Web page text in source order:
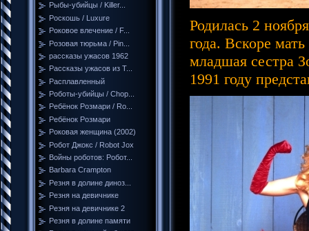
Рыбы-убийцы / Killer...
Роскошь / Luxure
Роковое влечение / F...
Розовая тюрьма / Pin...
рассказы ужасов 1962
Рассказы ужасов из Т...
Расплавленный
Роботы-убийцы / Chop...
Ребёнок Розмари / Ro...
Ребёнок Розмари
Роковая женщина (2002)
Робот Джокс / Robot Jox
Войны роботов: Робот...
Barbara Crampton
Резня в долине диноз...
Резня на девичнике
Резня на девичнике 2
Резня в долине памяти
Родилась 2
года. Вскоре
младшая сестра
1991 году